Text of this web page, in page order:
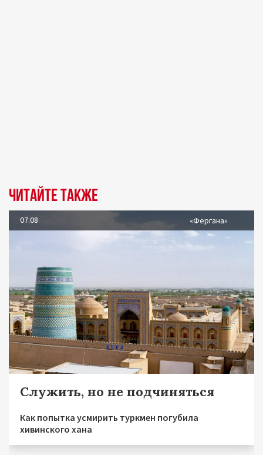
Читайте также
07.08 «Фергана»
Служить, но не подчиняться
Как попытка усмирить туркмен погубила
хивинского хана